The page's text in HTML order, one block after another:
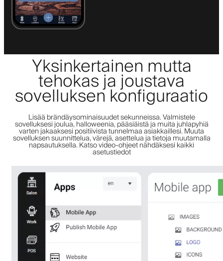
Yksinkertainen mutta
tehokas ja joustava
sovelluksen konfiguraatio
Lisää brändäysominaisuudet sekunneissa. Valmistele
sovelluksesi joulua, halloweenia, pääsiäistä ja muita juhlapyhiä
varten jakaaksesi positiivista tunnelmaa asiakkaillesi. Muuta
sovelluksen suunnittelua, värejä, asettelua ja tietoja muutamalla
napsautuksella. Katso video-ohjeet nähdäksesi kaikki
asetustiedot